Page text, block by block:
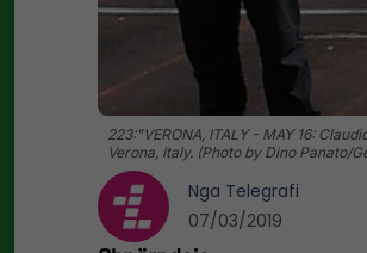
223:"VERONA, ITALY - MAY 16:
Verona, Italy. (Photo by Dino Panato/
Nga Telegrafi
07/03/2019